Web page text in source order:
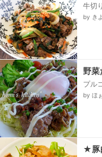
牛切
酒、
by き
野菜
プル
り）
by ほ
★豚